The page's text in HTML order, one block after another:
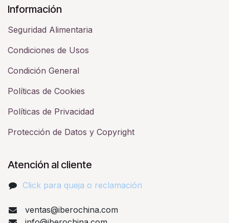
Información
Seguridad Alimentaria
Condiciones de Usos
Condición General
Políticas de Cookies
Políticas de Privacidad
Protección de Datos y Copyright
Atención al cliente
Click para queja o reclamación​
ventas@iberochina.com